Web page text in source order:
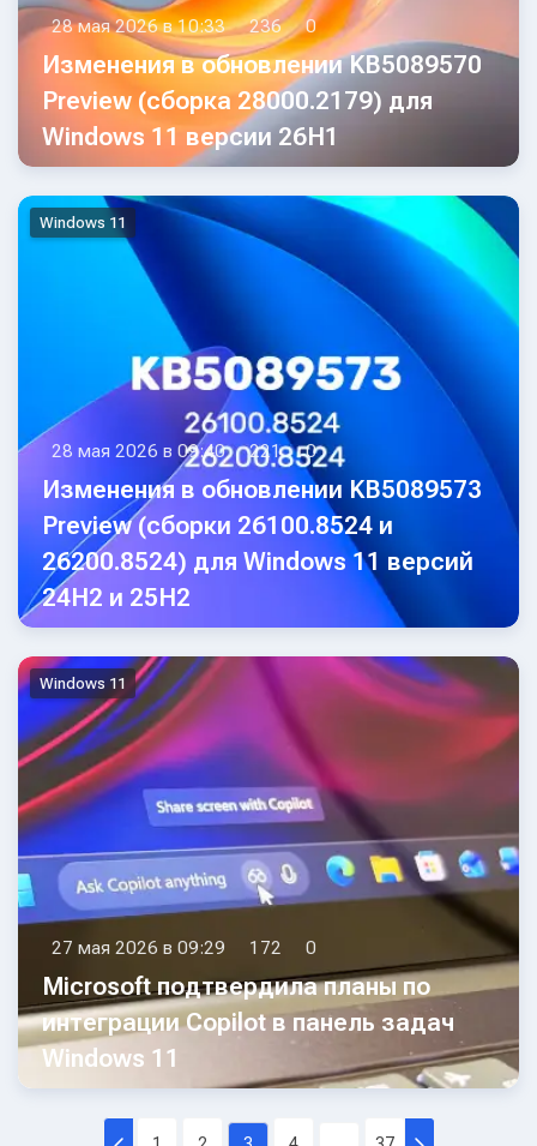
28 мая 2026 в 10:33 236 0
Изменения в обновлении KB5089570
Preview (сборка 28000.2179) для
Windows 11 версии 26H1
Windows 11
28 мая 2026 в 09:40 221 0
Изменения в обновлении KB5089573
Preview (сборки 26100.8524 и
26200.8524) для Windows 11 версий
24H2 и 25H2
Windows 11
27 мая 2026 в 09:29 172 0
Microsoft подтвердила планы по
интеграции Copilot в панель задач
Windows 11